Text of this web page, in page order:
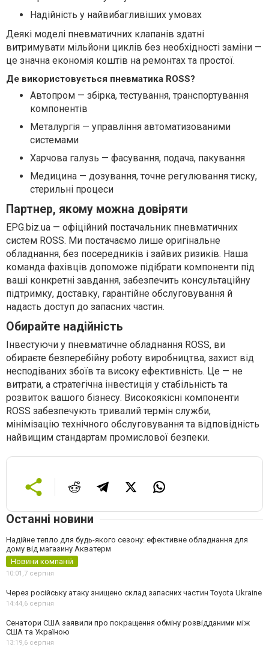
Надійність у найвибагливіших умовах
Деякі моделі пневматичних клапанів здатні
витримувати мільйони циклів без необхідності заміни —
це значна економія коштів на ремонтах та простої.
Де використовується пневматика ROSS?
Автопром — збірка, тестування, транспортування
компонентів
Металургія — управління автоматизованими
системами
Харчова галузь — фасування, подача, пакування
Медицина — дозування, точне регулювання тиску,
стерильні процеси
Партнер, якому можна довіряти
EPG.biz.ua — офіційний постачальник пневматичних
систем ROSS. Ми постачаємо лише оригінальне
обладнання, без посередників і зайвих ризиків. Наша
команда фахівців допоможе підібрати компоненти під
ваші конкретні завдання, забезпечить консультаційну
підтримку, доставку, гарантійне обслуговування й
надасть доступ до запасних частин.
Обирайте надійність
Інвестуючи у пневматичне обладнання ROSS, ви
обираєте безперебійну роботу виробництва, захист від
несподіваних збоїв та високу ефективність. Це — не
витрати, а стратегічна інвестиція у стабільність та
розвиток вашого бізнесу. Високоякісні компоненти
ROSS забезпечують тривалий термін служби,
мінімізацію технічного обслуговування та відповідність
найвищим стандартам промислової безпеки.
Останні новини
Надійне тепло для будь-якого сезону: ефективне обладнання для
дому від магазину Акватерм
Новини компаній
10:01, 7 серпня
Через російську атаку знищено склад запасних частин Toyota Ukraine
14:44, 6 серпня
Сенатори США заявили про покращення обміну розвідданими між
США та Україною
13:19, 6 серпня